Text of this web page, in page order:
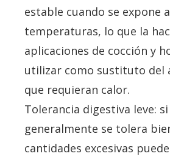
estable cuando se expone
temperaturas, lo que la
aplicaciones de cocción y
utilizar como sustituto del
que requieran calor.
Tolerancia digestiva leve:
generalmente se tolera
cantidades excesivas